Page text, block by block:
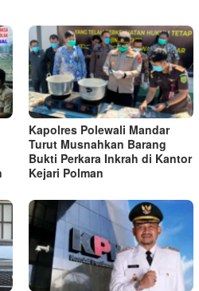
Kapolres Polewali Mandar
Turut Musnahkan Barang
Bukti Perkara Inkrah di Kantor
Kejari Polman